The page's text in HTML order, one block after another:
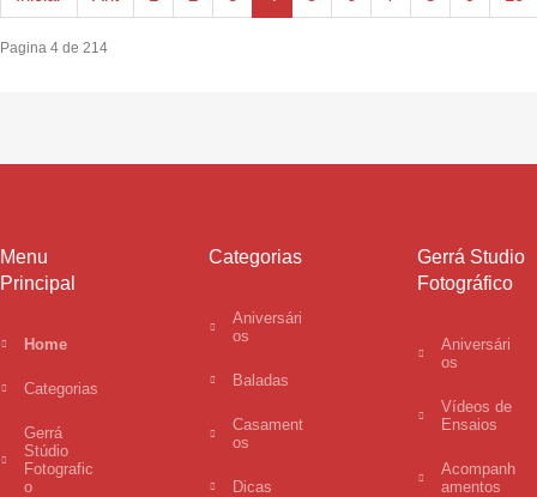
Pagina 4 de 214
Menu
Principal
Home
Categorias
Gerrá
Stúdio
Fotografic
o
Categorias
Aniversári
os
Baladas
Casament
os
Dicas
Gerrá Studio
Fotográfico
Aniversári
os
Vídeos de
Ensaios
Acompanh
amentos